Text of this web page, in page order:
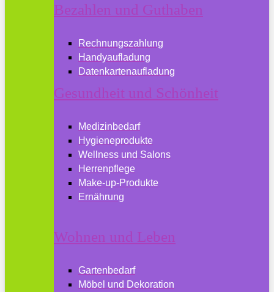
Bezahlen und Guthaben
Rechnungszahlung
Handyaufladung
Datenkartenaufladung
Gesundheit und Schönheit
Medizinbedarf
Hygieneprodukte
Wellness und Salons
Herrenpflege
Make-up-Produkte
Ernährung
Wohnen und Leben
Gartenbedarf
Möbel und Dekoration